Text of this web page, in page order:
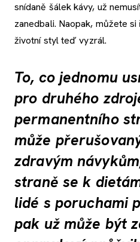
snídaně šálek kávy, už
zanedbali. Naopak, můžete
životní styl teď vyzrál.
To, co jednomu
pro druhého
permanentního
může
zdravým
straně se k
lidé s poruchami
pak už může být